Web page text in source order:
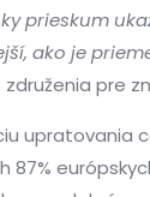
prieskum
ako je
pre
upratovania
87%